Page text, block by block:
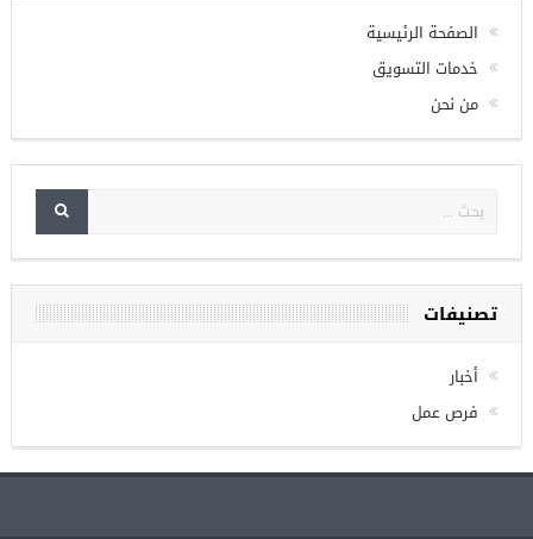
الصفحة الرئيسية
خدمات التسويق
من نحن
تصنيفات
أخبار
فرص عمل